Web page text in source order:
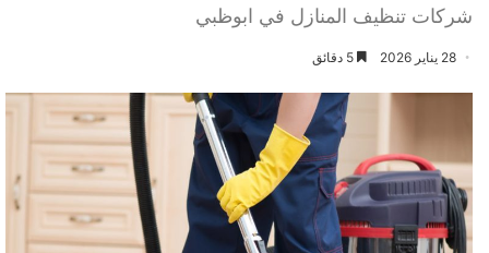
شركات تنظيف المنازل في ابوظبي
28 يناير 2026